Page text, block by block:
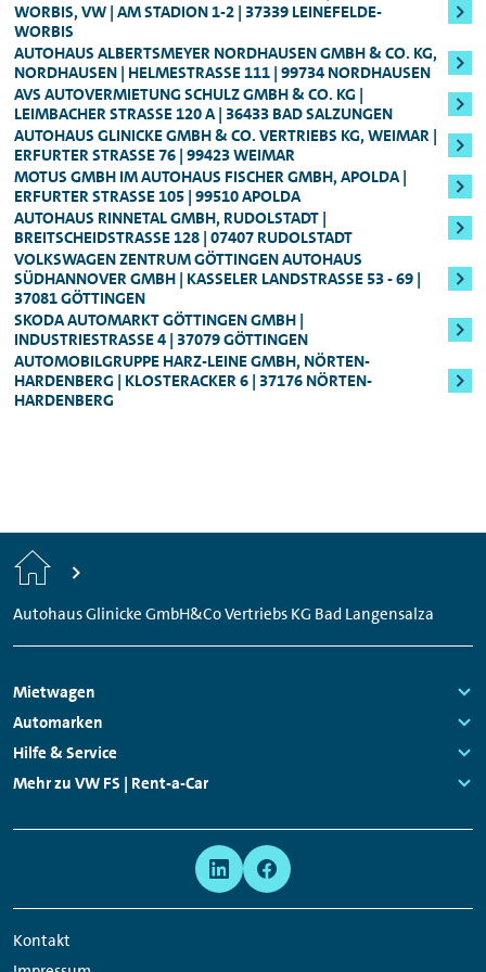
Mind. 3 Jahre
Für höherwertige Fahrzeugklassen
inkl. Golf GTI
Mindestalter: 25 Jahre, Führerscheinbesitz:
Mind. 3 Jahre:
Für alle Audi S-Modelle, Fahrzeuge der
Oberklasse, sowie für den Audi e-tron
Genauere Informationen zum Mindestalter
können Ihnen jederzeit unsere
Mitarbeitenden vor Ort geben.
Den Rechnungsbetrag bucht die Station
entsprechend von Ihrem Konto ab. Je nach
Wert des Fahrzeugs bzw. der Fahrzeugklasse
ist es möglich, dass Sie eine Kreditkarte
vorlegen müssen und nicht mit EC-Karte
zahlen können.
Zahlungsmittelmit. Als Sicherheit für Ihre
Anmietung belasten wir bei Abholung des
Mietwagens IhreKreditkarteum einen
Betrag in Höhe desvoraussichtlichen
Mietpreisesund einer zusätzlichen
Sicherheitsleistung, die sich nach der
Fahrzeugklasseberechnet (in der Regel
250,00 bzw. 800,00 Euro). Die
Sicherheitsleistung erhalten Sie nach Ende
des Mietzeitraums natürlich umgehend
zurück.
dankbar, wenn Sie uns die Stornierung
telefonisch mitteilen würden. So können die
Mitarbeitenden vor Ort das reservierte
Fahrzeug direkt für weitere Anmietungen
freigeben.
WORBIS, VW | AM STADION 1-2 | 37339 LEINEFELDE-
WORBIS
AUTOHAUS ALBERTSMEYER NORDHAUSEN GMBH & CO. KG,
NORDHAUSEN | HELMESTRASSE 111 | 99734 NORDHAUSEN
AVS AUTOVERMIETUNG SCHULZ GMBH & CO. KG |
LEIMBACHER STRASSE 120 A | 36433 BAD SALZUNGEN
AUTOHAUS GLINICKE GMBH & CO. VERTRIEBS KG, WEIMAR |
ERFURTER STRASSE 76 | 99423 WEIMAR
MOTUS GMBH IM AUTOHAUS FISCHER GMBH, APOLDA |
ERFURTER STRASSE 105 | 99510 APOLDA
AUTOHAUS RINNETAL GMBH, RUDOLSTADT |
BREITSCHEIDSTRASSE 128 | 07407 RUDOLSTADT
VOLKSWAGEN ZENTRUM GÖTTINGEN AUTOHAUS
SÜDHANNOVER GMBH | KASSELER LANDSTRASSE 53 - 69 | 3
7081 GÖTTINGEN
SKODA AUTOMARKT GÖTTINGEN GMBH |
INDUSTRIESTRASSE 4 | 37079 GÖTTINGEN
AUTOMOBILGRUPPE HARZ-LEINE GMBH, NÖRTEN-
HARDENBERG | KLOSTERACKER 6 | 37176 NÖRTEN-
HARDENBERG
Start
Autohaus Glinicke GmbH&Co Vertriebs KG Bad Langensalza
Footer
Navigation
Mietwagen
Links:
Automarken
Links:
Hilfe & Service
Links:
Mehr zu VW FS | Rent-a-Car
Kontakt
Network
Links